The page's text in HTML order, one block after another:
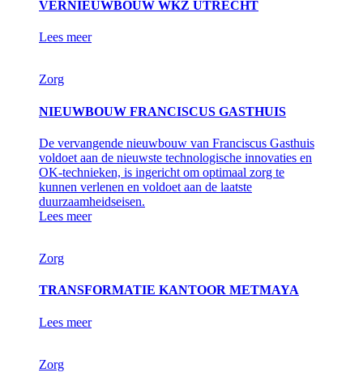
VERNIEUWBOUW WKZ UTRECHT
Lees meer
Zorg
NIEUWBOUW FRANCISCUS GASTHUIS
De vervangende nieuwbouw van Franciscus Gasthuis
voldoet aan de nieuwste technologische innovaties en
OK-technieken, is ingericht om optimaal zorg te
kunnen verlenen en voldoet aan de laatste
duurzaamheidseisen.
Lees meer
Zorg
TRANSFORMATIE KANTOOR METMAYA
Lees meer
Zorg